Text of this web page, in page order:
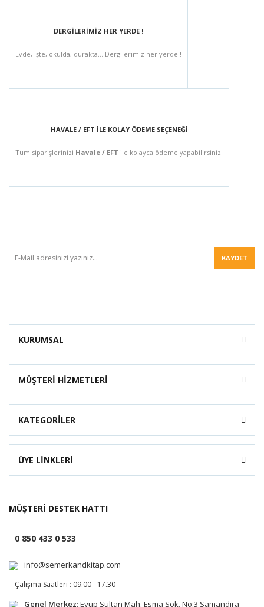
DERGİLERİMİZ HER YERDE !
Evde, işte, okulda, durakta... Dergilerimiz her yerde !
HAVALE / EFT İLE KOLAY ÖDEME SEÇENEĞİ
Tüm siparişlerinizi Havale / EFT ile kolayca ödeme yapabilirsiniz.
KAYDET
KURUMSAL
MÜŞTERİ HİZMETLERİ
KATEGORİLER
ÜYE LİNKLERİ
MÜŞTERİ DESTEK HATTI
0 850 433 0 533
info@semerkandkitap.com
Çalışma Saatleri : 09.00 - 17.30
Genel Merkez:Eyüp Sultan Mah. Esma Sok. No:3 Samandıra